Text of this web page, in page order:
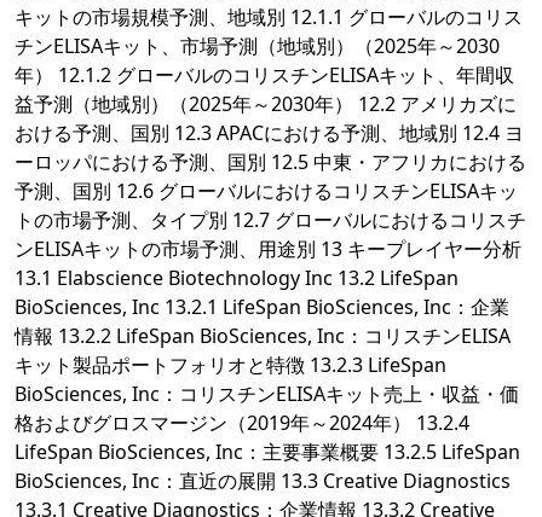
キットの市場規模予測、地域別 12.1.1 グローバルのコリス
チンELISAキット、市場予測（地域別）（2025年～2030
年） 12.1.2 グローバルのコリスチンELISAキット、年間収
益予測（地域別）（2025年～2030年） 12.2 アメリカズに
おける予測、国別 12.3 APACにおける予測、地域別 12.4 ヨ
ーロッパにおける予測、国別 12.5 中東・アフリカにおける
予測、国別 12.6 グローバルにおけるコリスチンELISAキッ
トの市場予測、タイプ別 12.7 グローバルにおけるコリスチ
ンELISAキットの市場予測、用途別 13 キープレイヤー分析
13.1 Elabscience Biotechnology Inc 13.2 LifeSpan
BioSciences, Inc 13.2.1 LifeSpan BioSciences, Inc：企業
情報 13.2.2 LifeSpan BioSciences, Inc：コリスチンELISA
キット製品ポートフォリオと特徴 13.2.3 LifeSpan
BioSciences, Inc：コリスチンELISAキット売上・収益・価
格およびグロスマージン（2019年～2024年） 13.2.4
LifeSpan BioSciences, Inc：主要事業概要 13.2.5 LifeSpan
BioSciences, Inc：直近の展開 13.3 Creative Diagnostics
13.3.1 Creative Diagnostics：企業情報 13.3.2 Creative